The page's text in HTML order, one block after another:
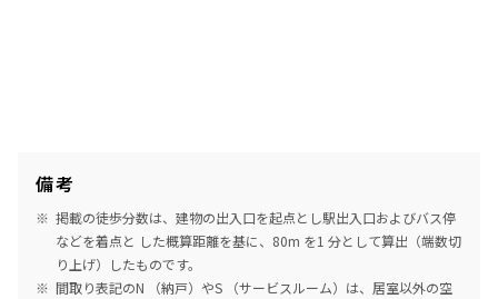
備考
掲載の徒歩分数は、建物の出入口を起点とし駅出入口およびバス停
などを着点と した概算距離を基に、80m を1 分として算出（端数切
り上げ）したものです。
間取り表記のN （納戸）やS （サービスルーム）は、居室以外の空